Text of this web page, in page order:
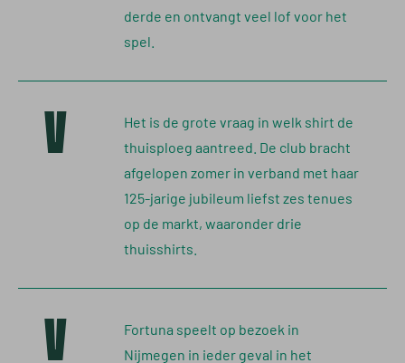
derde en ontvangt veel lof voor het
spel.
V
Het is de grote vraag in welk shirt de
thuisploeg aantreed. De club bracht
afgelopen zomer in verband met haar
125-jarige jubileum liefst zes tenues
op de markt, waaronder drie
thuisshirts.
V
Fortuna speelt op bezoek in
Nijmegen in ieder geval in het